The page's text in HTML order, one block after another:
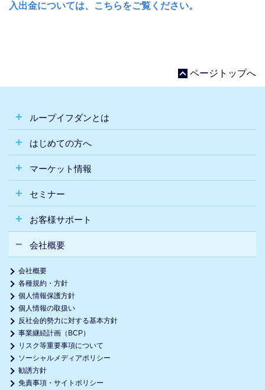
入出金については、こちらをご覧ください。
ページトップへ
ループイフダンとは
はじめての方へ
マーケット情報
セミナー
お客様サポート
会社概要
会社概要
各種規約・方針
個人情報保護方針
個人情報の取扱い
反社会的勢力に対する基本方針
事業継続計画（BCP）
リスク等重要事項について
ソーシャルメディアポリシー
勧誘方針
免責事項・サイトポリシー